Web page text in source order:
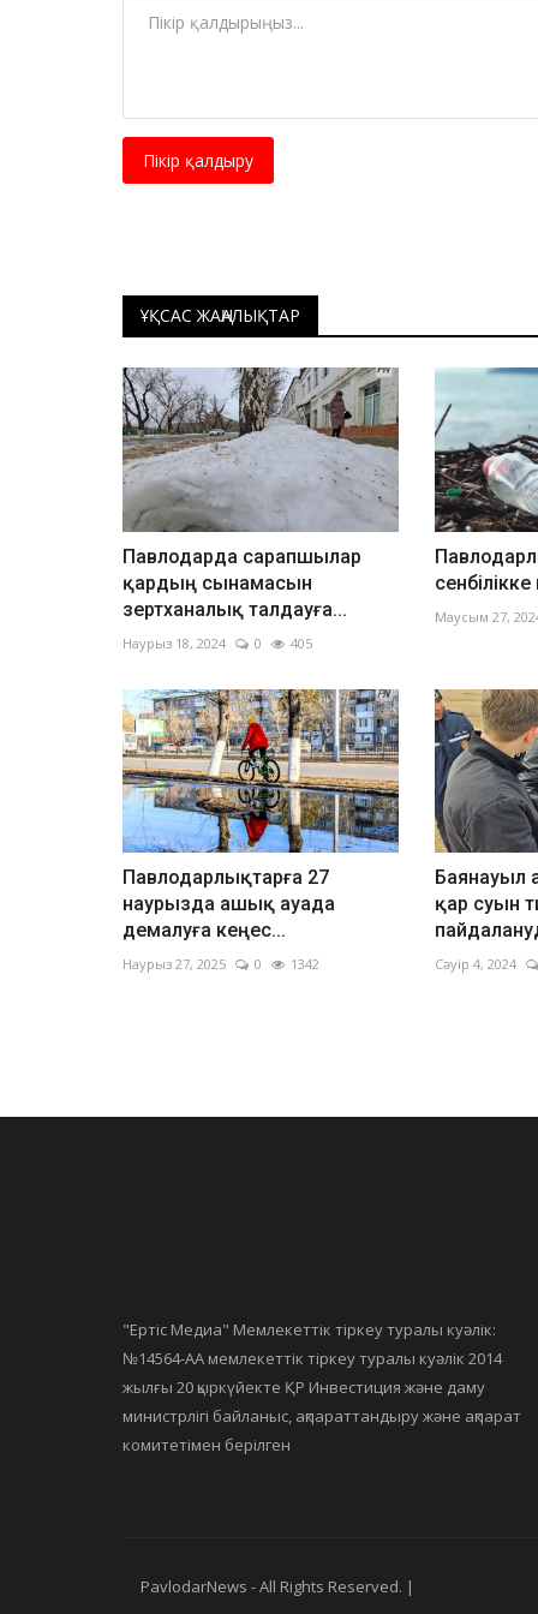
Пікір қалдыру
ҰҚСАС ЖАҢАЛЫҚТАР
Павлодарда сарапшылар
қардың сынамасын
зертханалық талдауға...
Наурыз 18, 2024 0 405
Маусым 27,
Павлодарлықтарға 27
наурызда ашық ауада
демалуға кеңес...
Наурыз 27, 2025 0 1342
Баянауыл
қар суын
Сәуір 4, 2024
"Ертiс Медиа" Мемлекеттік тіркеу туралы куәлік:
№14564-АА мемлекеттік тіркеу туралы куәлік 2014
жылғы 20 қыркүйекте ҚР Инвестиция және даму
министрлігі байланыс, ақпараттандыру және ақпарат
комитетімен берілген
PavlodarNews - All Rights Reserved. |